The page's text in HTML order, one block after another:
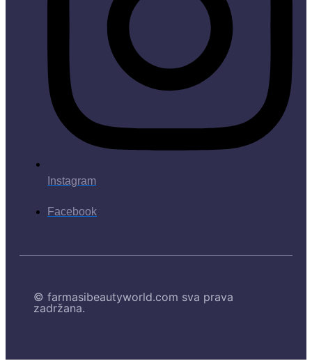
Instagram
Facebook
© farmasibeautyworld.com sva prava
zadržana.